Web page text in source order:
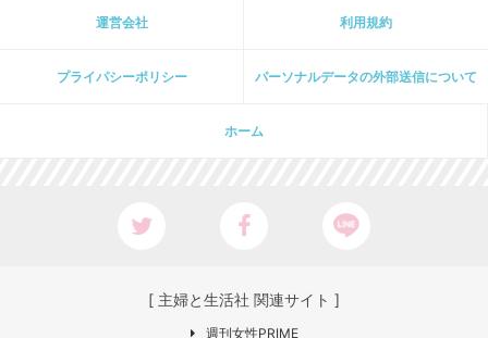
運営会社 利用規約
プライパシーポリシー パーソナルデータの外部送信について
ホーム
[ 主婦と生活社 関連サイト ]
週刊女性PRIME